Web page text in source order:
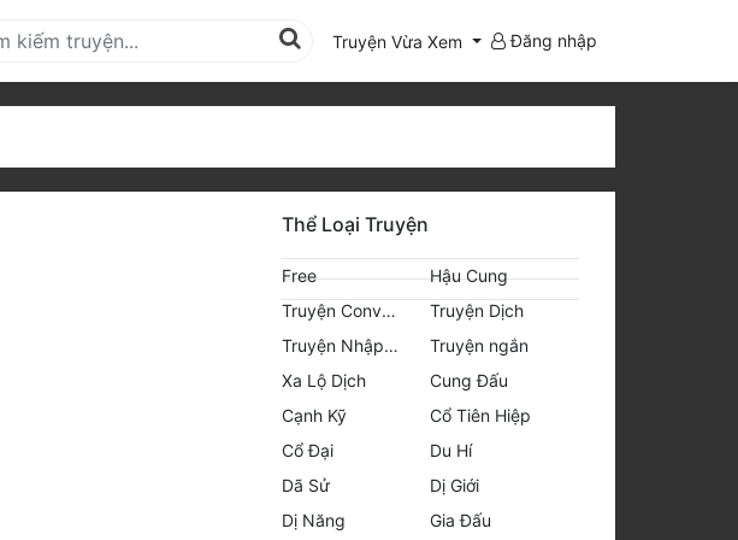
Truyện Vừa Xem Đăng nhập
Thể Loại Truyện
Free
Hậu Cung
Truyện Convert
Truyện Dịch
Truyện Nhập Môn
Truyện ngắn
Xa Lộ Dịch
Cung Đấu
Cạnh Kỹ
Cổ Tiên Hiệp
Cổ Đại
Du Hí
Dã Sử
Dị Giới
Dị Năng
Gia Đấu